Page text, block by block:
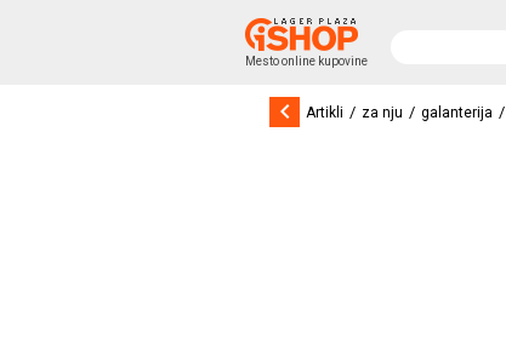
Mesto online kupovine
keyboard_arrow_left Artikli / za nju / galanterija /